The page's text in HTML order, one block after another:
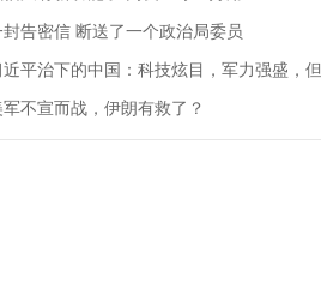
封告密信 断送了一个政治局委员
近平治下的中国：科技炫目，军力强盛，但
军不宣而战，伊朗有救了？